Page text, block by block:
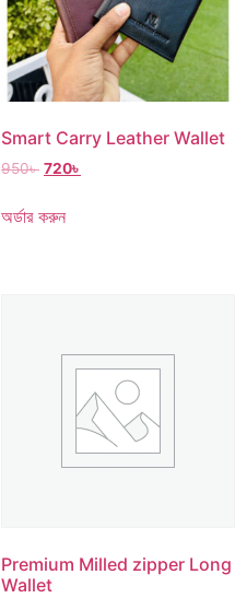
Smart Carry Leather Wallet
950৳ 720৳
অর্ডার করুন
Premium Milled zipper Long
Wallet